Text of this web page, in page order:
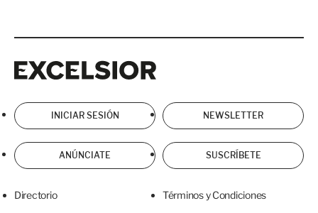
INICIAR SESIÓN NEWSLETTER
ANÚNCIATE SUSCRÍBETE
Directorio Términos y Condiciones